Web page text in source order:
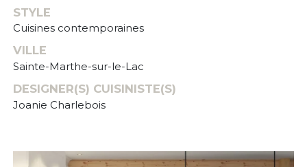
STYLE
Cuisines contemporaines
VILLE
Sainte-Marthe-sur-le-Lac
DESIGNER(S) CUISINISTE(S)
Joanie Charlebois